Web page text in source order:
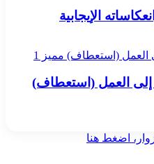
الإيجابية
العمل (استعطاف)
اضغط هنا